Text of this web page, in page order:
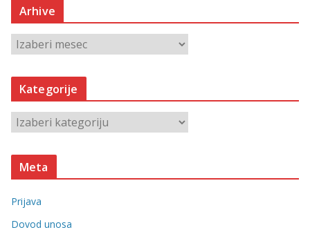
Arhive
r
h
v
Kategorije
a
t
o
r
Meta
Prijava
Dovod unosa